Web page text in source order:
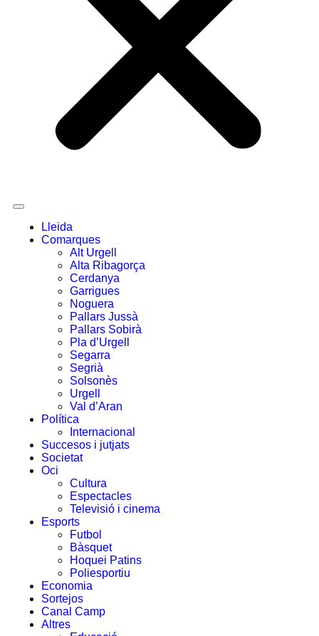
Lleida
Comarques
Alt Urgell
Alta Ribagorça
Cerdanya
Garrigues
Noguera
Pallars Jussà
Pallars Sobirà
Pla d’Urgell
Segarra
Segrià
Solsonès
Urgell
Val d’Aran
Política
Internacional
Succesos i jutjats
Societat
Oci
Cultura
Espectacles
Televisió i cinema
Esports
Futbol
Bàsquet
Hoquei Patins
Poliesportiu
Economia
Sortejos
Canal Camp
Altres